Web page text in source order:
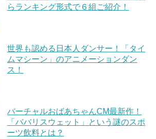
らランキング形式で６組ご紹介！
世界も認める日本人ダンサー！「タイ
ムマシーン」のアニメーションダン
ス！
バーチャルおばあちゃんCM最新作！
「ババリスウェット」という謎のスポ
ーツ飲料とは？